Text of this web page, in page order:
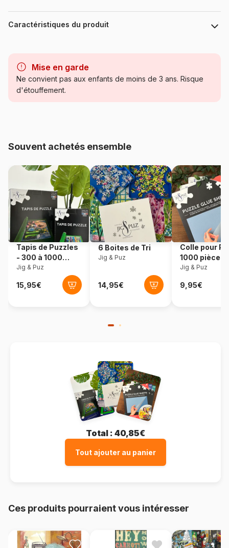
Puzzle 1000 pièces. panorama Blue Lake de la marque HEYE
et la série Alexander Von Humboldt - Dimensions du puzzle
monté : 95 x 33 cm - Label FSC (ce label environnemental a
durable des forêts)
Caractéristiques du produit
Catégorie
Heye-29715
EAN 4001689297152
Nombre de pièces 1000 pièces
Dimensions 95 x 0 x 33 cm
Mise en garde
Ne convient pas aux enfants de moins de 3 ans. Risque
d'étouffement.
Souvent achetés ensemble
Tapis de Puzzles
- 300 à 1000
pièces
Jig & Puz
6 Boites de Tri
Jig & Puz
Colle pour
1000 pièces
Jig & Puz
Total : 40,85€
Tout ajouter au panier
Ces produits pourraient vous intéresser